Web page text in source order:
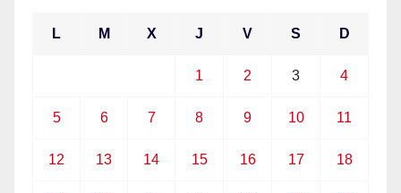
L M X J V S D
1 2 3 4
5 6 7 8 9 10 11
12 13 14 15 16 17 18